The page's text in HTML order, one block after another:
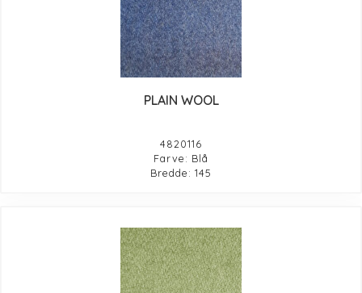
PLAIN WOOL
4820116
Farve: Blå
Bredde: 145